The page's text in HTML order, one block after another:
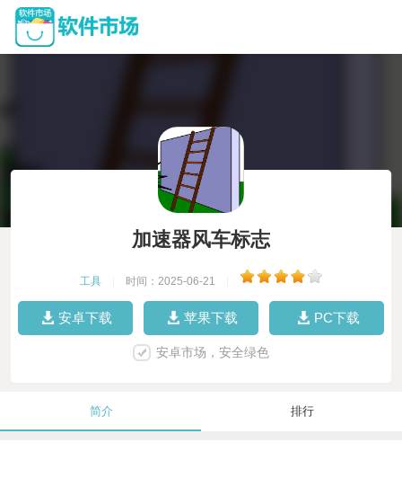
加速器风车标志
工具 时间：2025-06-21
安卓下载 苹果下载 PC下载
安卓市场，安全绿色
简介 排行